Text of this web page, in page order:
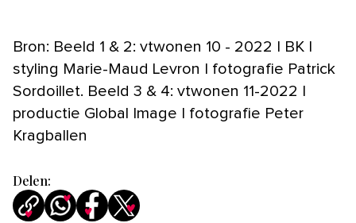
Bron: Beeld 1 & 2: vtwonen 10 - 2022 | BK |
styling Marie-Maud Levron | fotografie Patrick
Sordoillet. Beeld 3 & 4: vtwonen 11-2022 |
productie Global Image | fotografie Peter
Kragballen
Delen: